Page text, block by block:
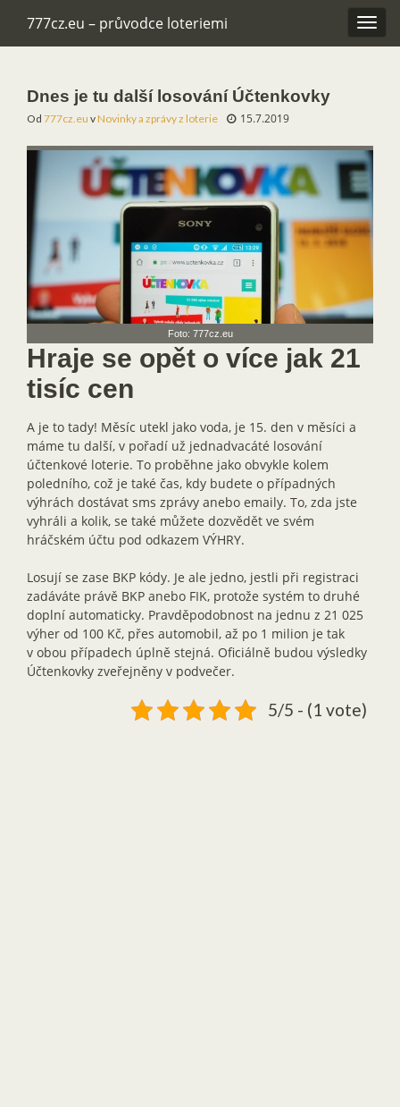
777cz.eu – průvodce loteriemi
Dnes je tu další losování Účtenkovky
Od 777cz.eu vNovinky a zprávy z loterie 15.7.2019
Foto: 777cz.eu
Hraje se opět o více jak 21
tisíc cen
A je to tady! Měsíc utekl jako voda, je 15. den v měsíci a
máme tu další, v pořadí už jednadvacáté losování
účtenkové loterie. To proběhne jako obvykle kolem
poledního, což je také čas, kdy budete o případných
výhrách dostávat sms zprávy anebo emaily. To, zda jste
vyhráli a kolik, se také můžete dozvědět ve svém
hráčském účtu pod odkazem VÝHRY.
Losují se zase BKP kódy. Je ale jedno, jestli při registraci
zadáváte právě BKP anebo FIK, protože systém to druhé
doplní automaticky. Pravděpodobnost na jednu z 21 025
výher od 100 Kč, přes automobil, až po 1 milion je tak
v obou případech úplně stejná. Oficiálně budou výsledky
Účtenkovky zveřejněny v podvečer.
5/5 - (1 vote)